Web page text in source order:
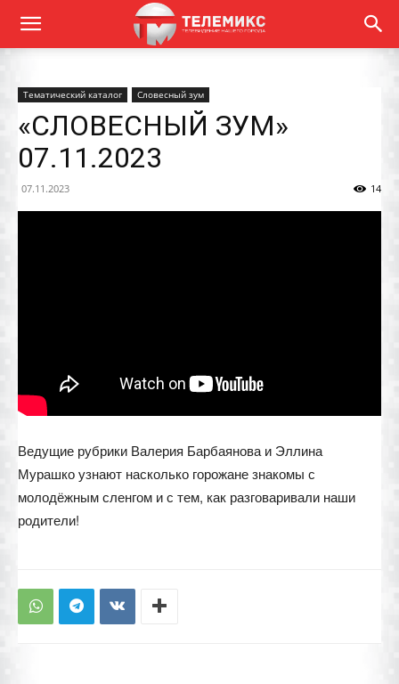
Тематический каталог Словесный зум
«СЛОВЕСНЫЙ ЗУМ»
07.11.2023
07.11.2023 14
Ведущие рубрики Валерия Барбаянова и Эллина
Мурашко узнают насколько горожане знакомы с
молодёжным сленгом и с тем, как разговаривали наши
родители!